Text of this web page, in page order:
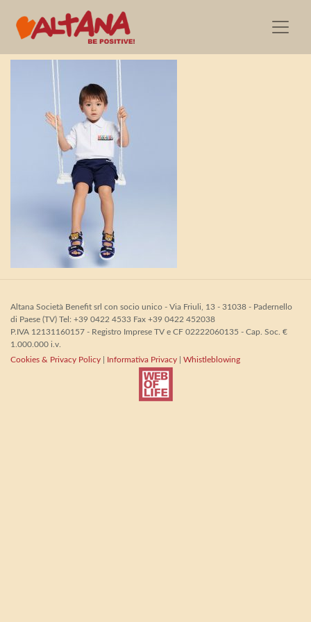
Altana Società Benefit srl con socio unico - Via Friuli, 13 - 31038 - Padernello
di Paese (TV) Tel: +39 0422 4533 Fax +39 0422 452038
P.IVA 12131160157 - Registro Imprese TV e CF 02222060135 - Cap. Soc. €
1.000.000 i.v.
Cookies & Privacy Policy
Informativa Privacy Whistleblowing